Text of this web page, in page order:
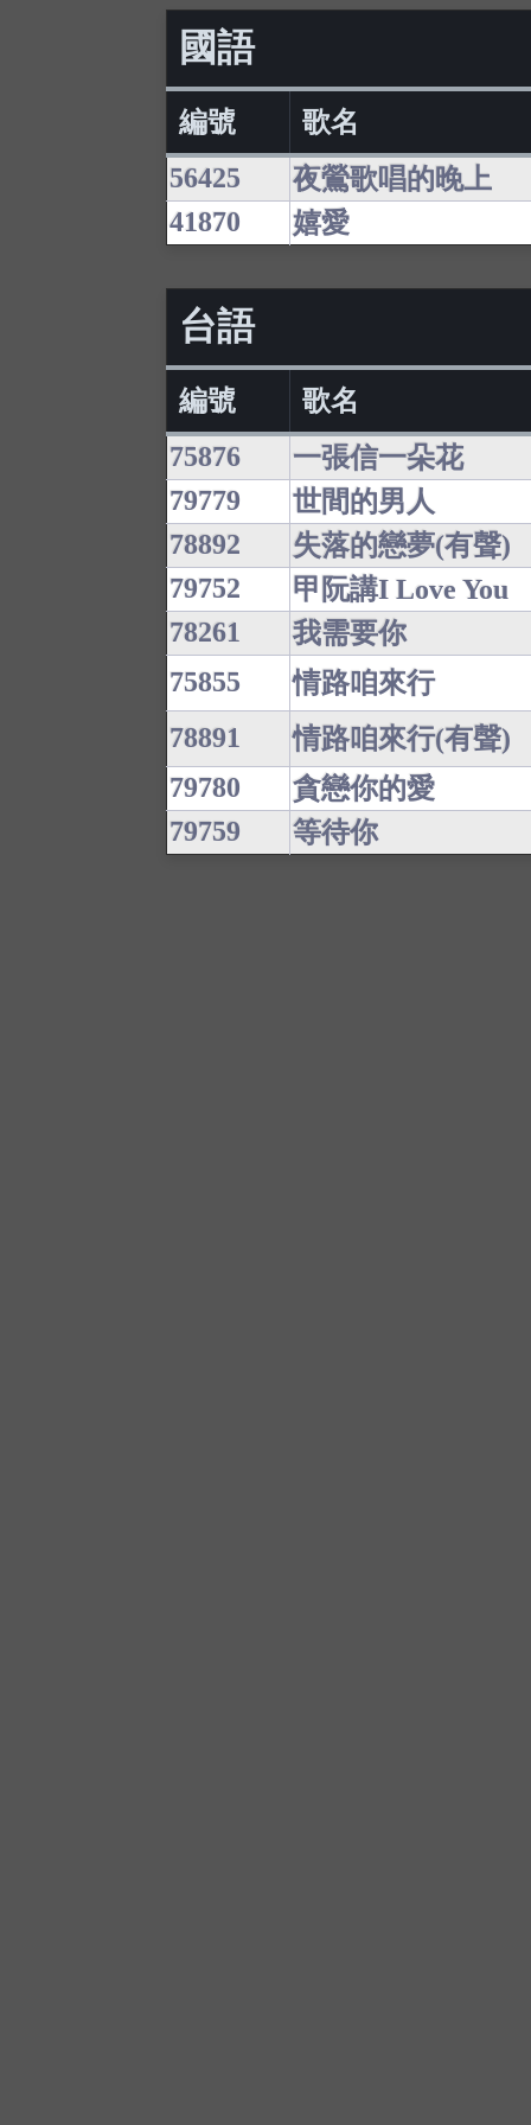
國語
編號
歌名
56425
夜鶯歌唱的晚上
41870
嬉愛
台語
編號
歌名
75876
一張信一朵花
79779
世間的男人
78892
失落的戀夢(有聲)
79752
甲阮講I Love You
78261
我需要你
75855
情路咱來行
78891
情路咱來行(有聲)
79780
貪戀你的愛
79759
等待你